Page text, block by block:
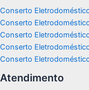
Conserto
Conserto
Conserto
Conserto
Conserto
Atendimento